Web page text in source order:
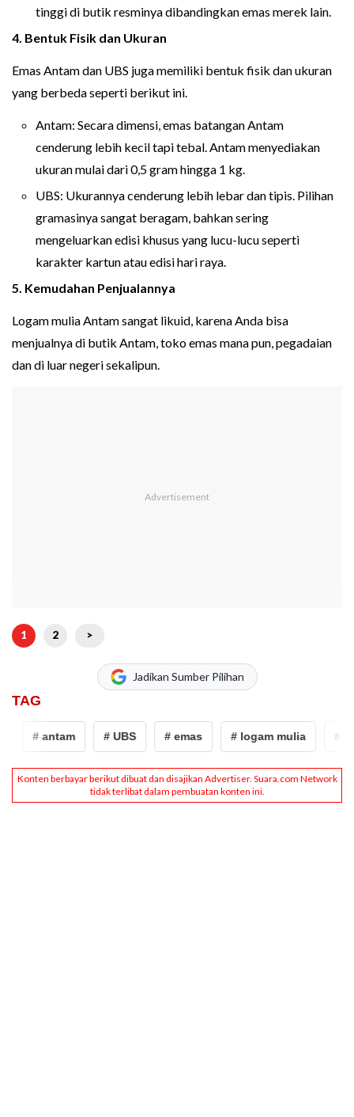
tinggi di butik resminya dibandingkan emas merek lain.
4. Bentuk Fisik dan Ukuran
Emas Antam dan UBS juga memiliki bentuk fisik dan ukuran
yang berbeda seperti berikut ini.
Antam: Secara dimensi, emas batangan Antam
cenderung lebih kecil tapi tebal. Antam menyediakan
ukuran mulai dari 0,5 gram hingga 1 kg.
UBS: Ukurannya cenderung lebih lebar dan tipis. Pilihan
gramasinya sangat beragam, bahkan sering
mengeluarkan edisi khusus yang lucu-lucu seperti
karakter kartun atau edisi hari raya.
5. Kemudahan Penjualannya
Logam mulia Antam sangat likuid, karena Anda bisa
menjualnya di butik Antam, toko emas mana pun, pegadaian
dan di luar negeri sekalipun.
1 2 >
Jadikan Sumber Pilihan
TAG
# antam # UBS # emas # logam mulia #